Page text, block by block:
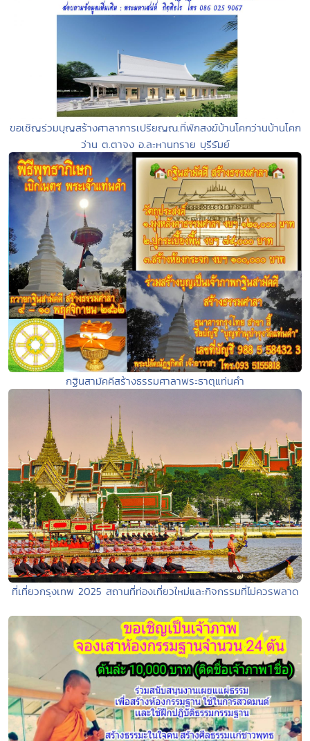
ขอเชิญร่วมบุญสร้างศาลาการเปรียญณ.ที่พักสงฆ์บ้านโคกว่านบ้านโคก
ว่าน ต.ตาจง อ.ละหานทราย บุรีรัมย์
กฐินสามัคคีสร้างธรรมศาลาพระธาตุแท่นคำ
ที่เที่ยวกรุงเทพ 2025 สถานที่ท่องเที่ยวใหม่และกิจกรรมที่ไม่ควรพลาด